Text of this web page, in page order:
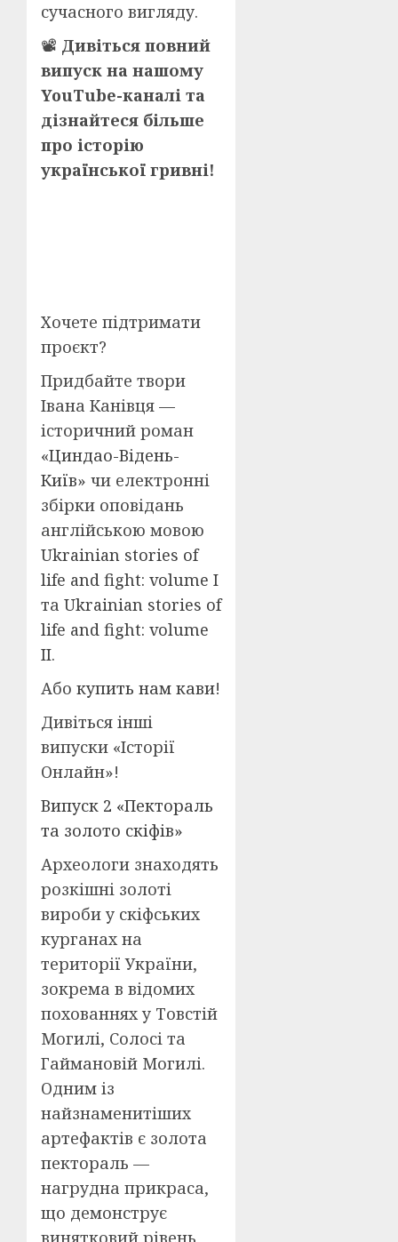
сучасного вигляду.
📽 Дивіться повний
випуск на нашому
YouTube-каналі та
дізнайтеся більше
про історію
української гривні!
Хочете підтримати
проєкт?
Придбайте твори
Івана Канівця —
історичний роман
«Циндао-Відень-
Київ» чи електронні
збірки оповідань
англійською мовою
Ukrainian stories of
life and fight: volume I
та Ukrainian stories of
life and fight: volume
II.
Або купить нам кави!
Дивіться інші
випуски «Історії
Онлайн»!
Випуск 2 «Пектораль
та золото скіфів»
Археологи знаходять
розкішні золоті
вироби у скіфських
курганах на
території України,
зокрема в відомих
похованнях у Товстій
Могилі, Солосі та
Гаймановій Могилі.
Одним із
найзнаменитіших
артефактів є золота
пектораль —
нагрудна прикраса,
що демонструє
винятковий рівень